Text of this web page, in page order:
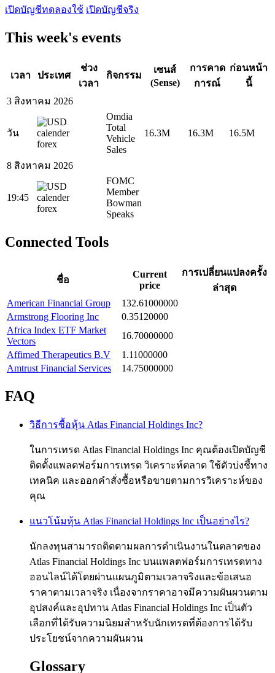
เปิดบัญชีทดลองใช้ เปิดบัญชีจริง
This week's events
เวลา ประเทศ
ช่วง
เวลา
กิจกรรม
เซนส์
(Sense)
การคาด
การณ์
ก่อนหน้า
นี้
3 สิงหาคม 2026
วัน
Omdia
Total
Vehicle
Sales
16.3M 16.3M 16.5M
8 สิงหาคม 2026
19:45
FOMC
Member
Bowman
Speaks
Connected Tools
ชื่อ
Current
price
การเปลี่ยนแปลงครั้ง
ล่าสุด
American Financial Group
132.61000000
Armstrong Flooring Inc
0.35120000
Africa Index ETF Market
Vectors
16.70000000
Affimed Therapeutics B.V
1.11000000
Amtrust Financial Services
14.75000000
FAQ
วิธีการซื้อหุ้น Atlas Financial Holdings Inc?
ในการเทรด Atlas Financial Holdings Inc คุณต้องเปิดบัญชี
ติดตั้งแพลตฟอร์มการเทรด วิเคราะห์ตลาด ใช้ตัวบ่งชี้ทาง
เทคนิค และออกคำสั่งซื้อหรือขายตามการวิเคราะห์ของ
คุณ
แนวโน้มหุ้น Atlas Financial Holdings Inc เป็นอย่างไร?
นักลงทุนสามารถติดตามผลการดำเนินงานในตลาดของ
Atlas Financial Holdings Inc บนแพลตฟอร์มการเทรดทาง
ออนไลน์ได้โดยผ่านแผนภูมิตามเวลาจริงและข้อเสนอ
ราคาตามเวลาจริง เนื่องจากราคาอาจมีความผันผวนตาม
อุปสงค์และอุปทาน Atlas Financial Holdings Inc เป็นตัว
เลือกที่ได้รับความนิยมสำหรับนักเทรดที่ต้องการได้รับ
ประโยชน์จากความผันผวน
Glossary